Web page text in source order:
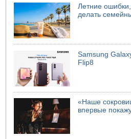
Летние
делать
Samsung
Flip8
«Наше
впервые